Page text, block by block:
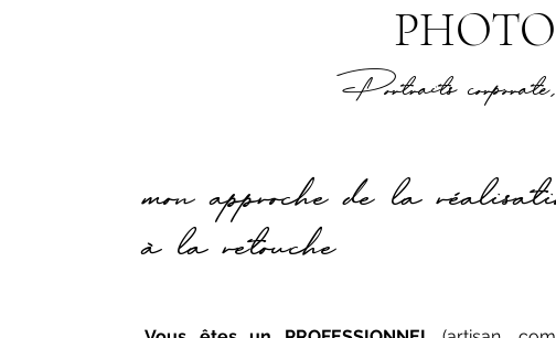
Portraits corporate,
mon approche de la
à la retouche